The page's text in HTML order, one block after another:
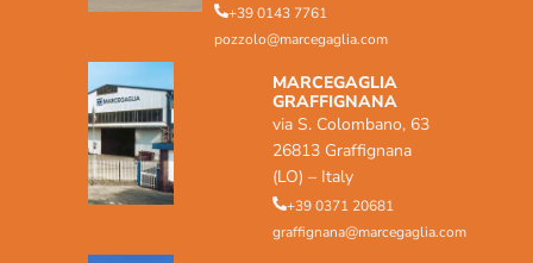
+39 0143 7761
pozzolo@marcegaglia.com
MARCEGAGLIA
GRAFFIGNANA
via S. Colombano, 63
26813 Graffignana
(LO) – Italy
+39 0371 20681
graffignana@marcegaglia.com